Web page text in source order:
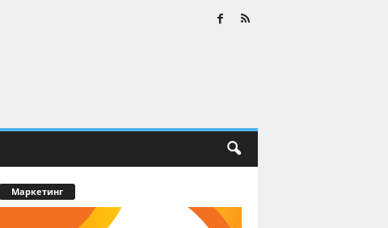
Маркетинг